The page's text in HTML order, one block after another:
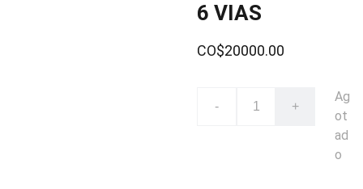
6 VIAS
CO$20000.00
- +
Ag
ot
ad
o